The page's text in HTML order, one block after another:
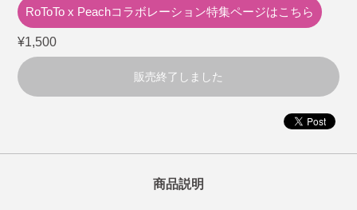
RoToTo x Peachコラボレーション特集ページはこちら
¥1,500
販売終了しました
商品説明